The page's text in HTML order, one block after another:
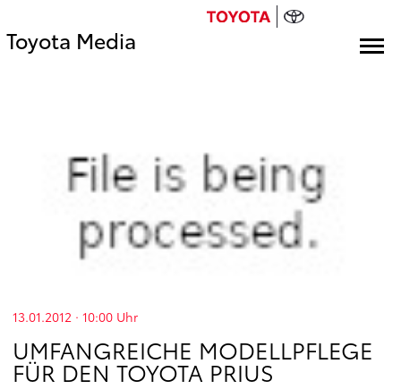
Toyota Media
13.01.2012 · 10:00 Uhr
UMFANGREICHE MODELLPFLEGE
FÜR DEN TOYOTA PRIUS